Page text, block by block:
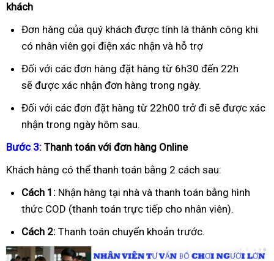
khách
Đơn hàng của quý khách được tính là thành công khi
có nhân viên gọi điện xác nhận và hỗ trợ
Đối với các đơn hàng đặt hàng từ 6h30 đến 22h
sẽ được xác nhận đơn hàng trong ngày.
Đối với các đơn đặt hàng từ 22h00 trở đi sẽ được xác
nhận trong ngày hôm sau.
Bước 3: Thanh toán với đơn hàng Online
Khách hàng có thể thanh toán bằng 2 cách sau:
Cách 1: Nhận hàng tại nhà và thanh toán bằng hình
thức COD (thanh toán trực tiếp cho nhân viên).
Cách 2: Thanh toán chuyển khoản trước.